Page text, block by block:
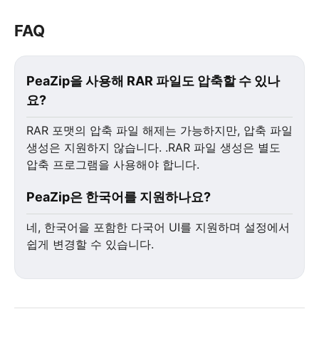
FAQ
PeaZip을 사용해 RAR 파일도 압축할 수 있나
요?
RAR 포맷의 압축 파일 해제는 가능하지만, 압축 파일
생성은 지원하지 않습니다. .RAR 파일 생성은 별도
압축 프로그램을 사용해야 합니다.
PeaZip은 한국어를 지원하나요?
네, 한국어을 포함한 다국어 UI를 지원하며 설정에서
쉽게 변경할 수 있습니다.